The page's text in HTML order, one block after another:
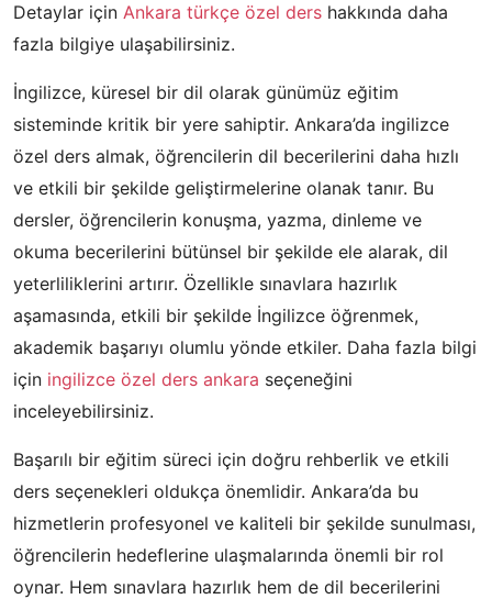
Detaylar için Ankara türkçe özel ders hakkında daha
fazla bilgiye ulaşabilirsiniz.
İngilizce, küresel bir dil olarak günümüz eğitim
sisteminde kritik bir yere sahiptir. Ankara’da ingilizce
özel ders almak, öğrencilerin dil becerilerini daha hızlı
ve etkili bir şekilde geliştirmelerine olanak tanır. Bu
dersler, öğrencilerin konuşma, yazma, dinleme ve
okuma becerilerini bütünsel bir şekilde ele alarak, dil
yeterliliklerini artırır. Özellikle sınavlara hazırlık
aşamasında, etkili bir şekilde İngilizce öğrenmek,
akademik başarıyı olumlu yönde etkiler. Daha fazla bilgi
için ingilizce özel ders ankara seçeneğini
inceleyebilirsiniz.
Başarılı bir eğitim süreci için doğru rehberlik ve etkili
ders seçenekleri oldukça önemlidir. Ankara’da bu
hizmetlerin profesyonel ve kaliteli bir şekilde sunulması,
öğrencilerin hedeflerine ulaşmalarında önemli bir rol
oynar. Hem sınavlara hazırlık hem de dil becerilerini